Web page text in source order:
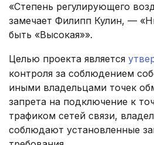
«Степень регулирующего
замечает Филипп Кулин, —
быть «Высокая»».
Целью проекта является
контроля за соблюдением
иными владельцами точек
запрета на подключение к
трафиком сетей связи,
соблюдают установленные